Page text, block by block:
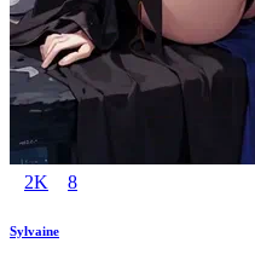
2K 8
Sylvaine